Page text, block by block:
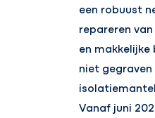
een robuust
repareren
en
niet gegraven
Vanaf juni